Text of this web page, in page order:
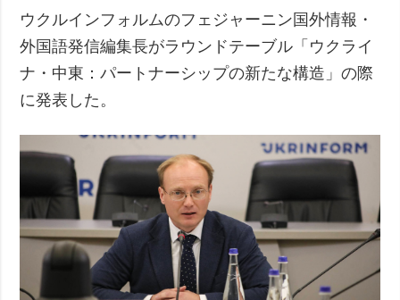
ウクルインフォルムのフェジャーニン国外情報・
外国語発信編集長がラウンドテーブル「ウクライ
ナ・中東：パートナーシップの新たな構造」の際
に発表した。